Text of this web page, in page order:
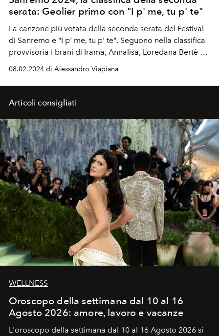
serata: Geolier primo con "I p' me, tu p' te"
La canzone più votata della seconda serata del Festival
di Sanremo è "I p' me, tu p' te". Seguono nella classifica
provvisoria i brani di Irama, Annalisa, Loredana Bertè e
08.02.2024 di Alessandro Viapiana
Articoli consigliati
WELLNESS
Oroscopo della settimana dal 10 al 16
Agosto 2026: amore, lavoro e vacanze
L'oroscopo della settimana dal 10 al 16 Agosto 2026 si